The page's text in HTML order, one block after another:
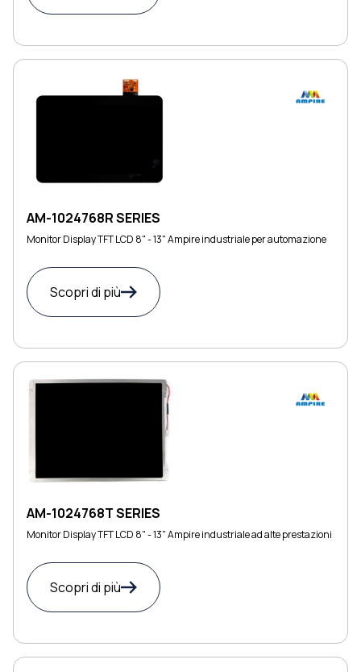
AM-1024768R SERIES
Monitor Display TFT LCD 8" - 13" Ampire industriale per automazione
Scopri di più
AM-1024768T SERIES
Monitor Display TFT LCD 8" - 13" Ampire industriale ad alte prestazioni
Scopri di più